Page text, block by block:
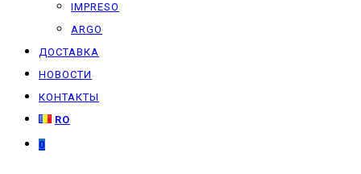
IMPRESO
ARGO
ДОСТАВКА
НОВОСТИ
КОНТАКТЫ
RO
0